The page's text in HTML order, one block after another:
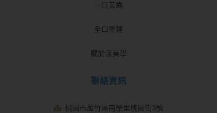
一日美齒
全口重建
關於漾美學
聯絡資訊
桃園市蘆竹區南榮里桃園街3號